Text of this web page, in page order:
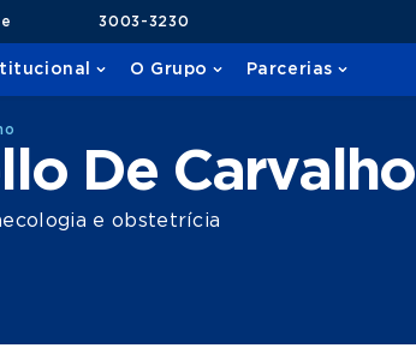
3003-3230
O Grupo Parcerias
De Carvalho
e obstetrícia